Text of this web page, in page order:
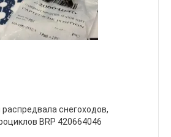
снегоходов,
BRP 420664046